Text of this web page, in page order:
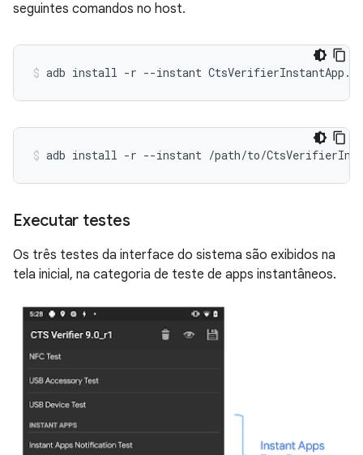
seguintes comandos no host.
adb install -r --instant
adb install -r --instant /path/to/
Executar testes
Os três testes da interface do sistema são exibidos na
tela inicial, na categoria de teste de apps instantâneos.